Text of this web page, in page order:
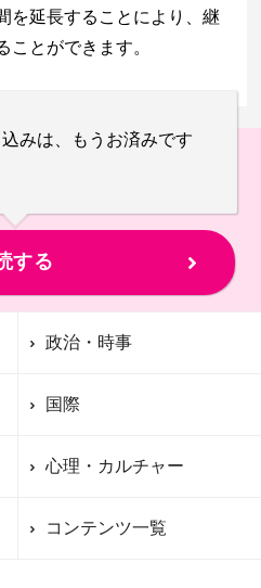
を延長することにより、継
ことができます。
みは、もうお済みです
する
政治・時事
国際
心理・カルチャー
コンテンツ一覧